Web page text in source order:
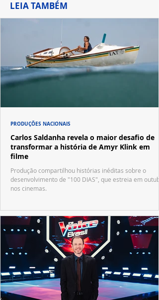
LEIA TAMBÉM
Carlos Saldanha revela o maior desafio de
transformar a história de Amyr Klink em
filme
Produção compartilhou histórias inéditas sobre o
desenvolvimento de "100 DIAS", que estreia em
nos cinemas.
PRODUÇÕES NACIONAIS